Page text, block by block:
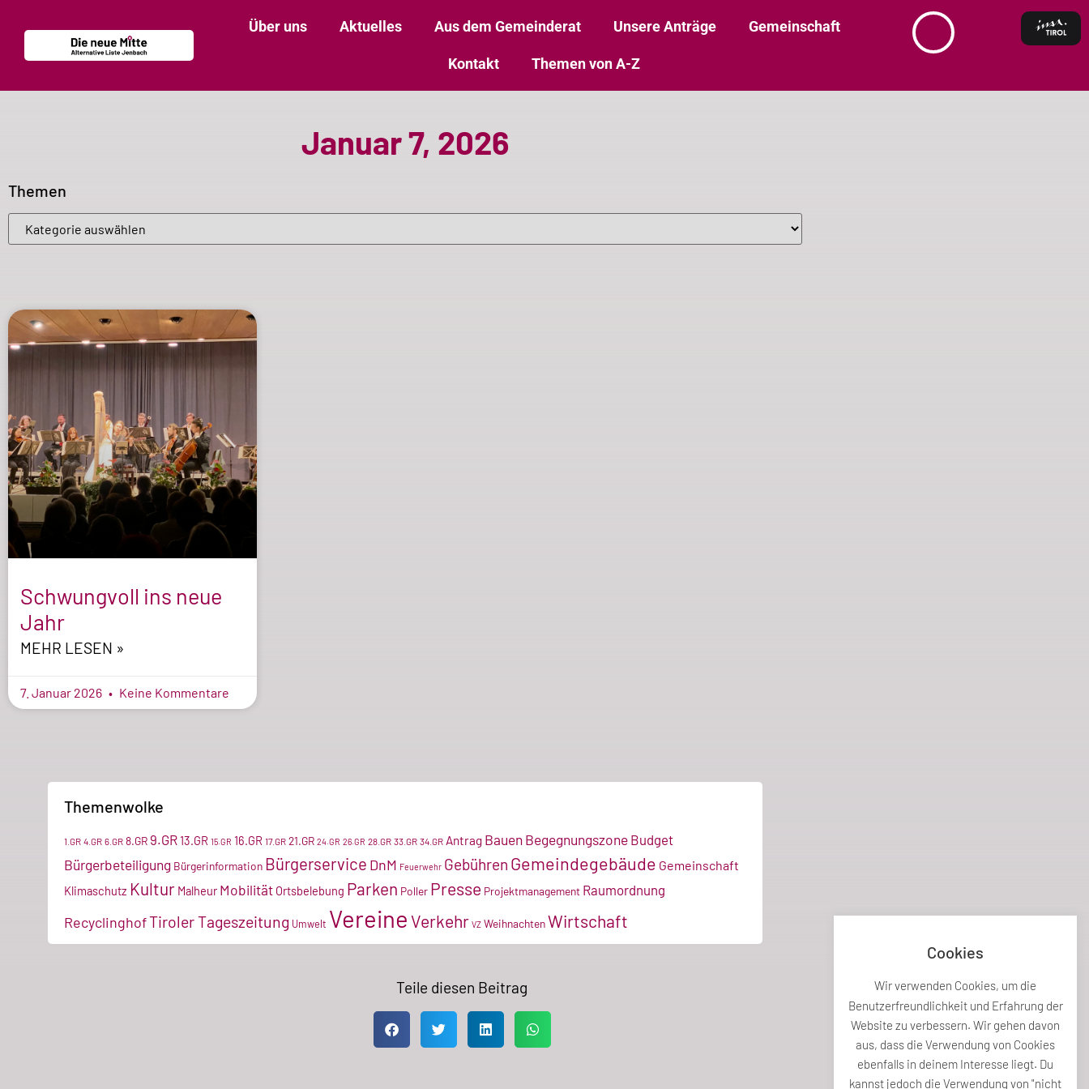
Über uns Aktuelles Aus dem Gemeinderat Unsere Anträge Gemeinschaft
Kontakt Themen von A-Z
Januar 7, 2026
Themen
Schwungvoll ins neue
Jahr
MEHR LESEN »
7. Januar 2026 Keine Kommentare
Themenwolke
1.GR 4.GR 6.GR 8.GR 9.GR 13.GR 15.GR 16.GR 17.GR 21.GR 24.GR 26.GR 28.GR 33.GR 34.GR Antrag Bauen Begegnungszone Budget
Bürgerbeteiligung Bürgerinformation Bürgerservice DnM Feuerwehr Gebühren Gemeindegebäude Gemeinschaft
Klimaschutz Kultur Malheur Mobilität Ortsbelebung Parken Poller Presse Projektmanagement Raumordnung
RecyclinghofTiroler Tageszeitung Umwelt Vereine Verkehr VZ Weihnachten Wirtschaft
Teile diesen Beitrag
Cookies
Wir verwenden Cookies, um die
Benutzerfreundlichkeit und Erfahrung der
Website zu verbessern. Wir gehen davon
aus, dass die Verwendung von Cookies
ebenfalls in deinem Interesse liegt. Du
kannst jedoch die Verwendung von "nicht